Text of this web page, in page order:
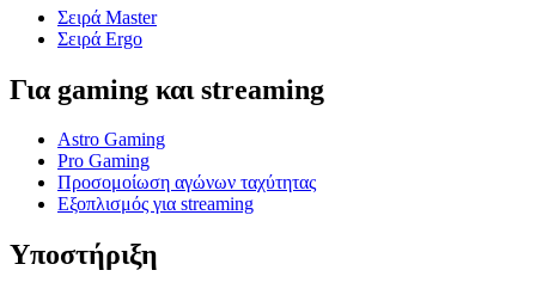
Σειρά Master
Σειρά Ergo
Για gaming και streaming
Astro Gaming
Pro Gaming
Προσομοίωση αγώνων ταχύτητας
Εξοπλισμός για streaming
Υποστήριξη